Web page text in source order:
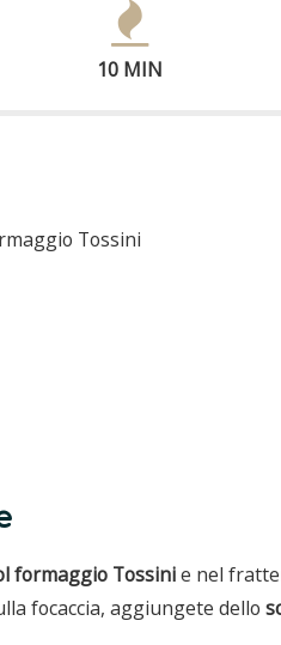
10 MIN
Tossini
formaggio Tossinie nel
focaccia, aggiungete dello